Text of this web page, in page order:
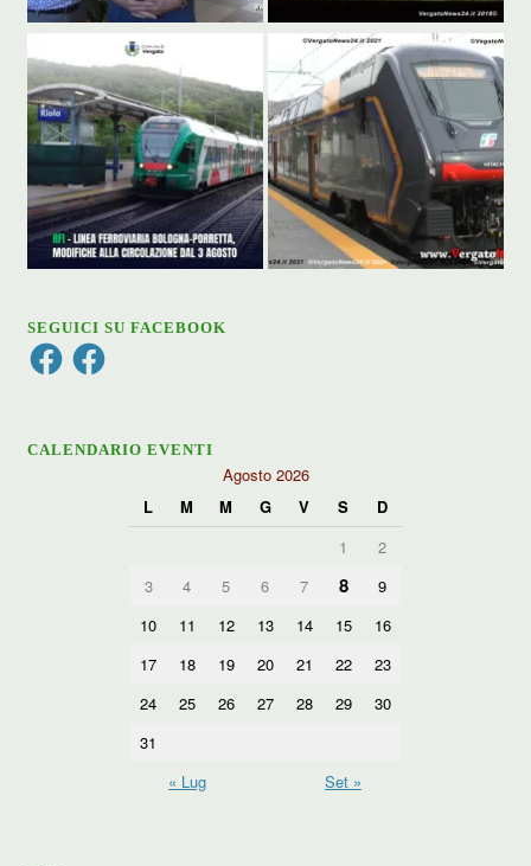
SEGUICI SU FACEBOOK
FacebookFacebook
CALENDARIO EVENTI
Agosto 2026
L
M M G V S
D
1
2
3
4 5 6 7 8
9
10
11 12 13 14 15
16
17
18 19 20 21 22
23
24
25 26 27 28 29
30
31
« Lug
Set »